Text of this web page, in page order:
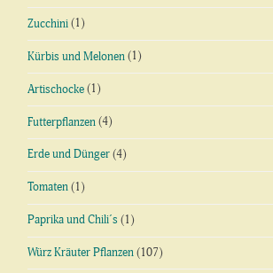
Zucchini (1)
Kürbis und Melonen (1)
Artischocke (1)
Futterpflanzen (4)
Erde und Dünger (4)
Tomaten (1)
Paprika und Chili´s (1)
Würz Kräuter Pflanzen (107)